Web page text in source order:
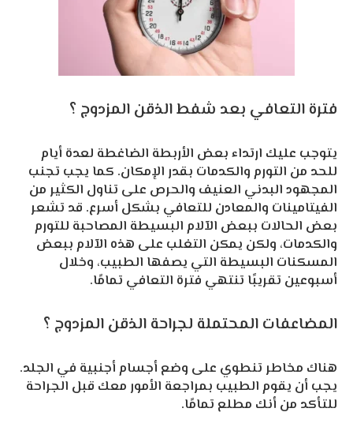
فترة التعافي بعد شفط الذقن المزدوج ؟
يتوجب عليك ارتداء بعض الأربطة الضاغطة لعدة أيام
للحد من التورم والكدمات بقدر الإمكان. كما يجب تجنب
المجهود البدني العنيف والحرص على تناول الكثير من
الفيتامينات والمعادن للتعافي بشكل أسرع. قد تشعر
بعض الحالات ببعض الآلام البسيطة المصاحبة للتورم
والكدمات، ولكن يمكن التغلب على هذه الآلام ببعض
المسكنات البسيطة التي يصفها الطبيب، وخلال
أسبوعين تقريبًا تنتهي فترة التعافي تمامًا.
المضاعفات المحتملة لجراحة الذقن المزدوج ؟
هناك مخاطر تنطوي على وضع أجسام أجنبية في الجلد.
يجب أن يقوم الطبيب بمراجعة الأمور معك قبل الجراحة
للتأكد من أنك مطلع تمامًا.